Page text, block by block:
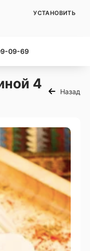
09-69
4
Назад
УСТАНОВИТЬ